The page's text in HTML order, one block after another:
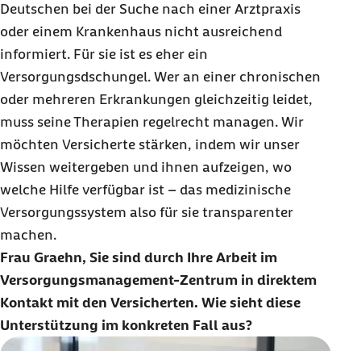
Deutschen bei der Suche nach einer Arztpraxis
oder einem Krankenhaus nicht ausreichend
informiert. Für sie ist es eher ein
Versorgungsdschungel. Wer an einer chronischen
oder mehreren Erkrankungen gleichzeitig leidet,
muss seine Therapien regelrecht managen. Wir
möchten Versicherte stärken, indem wir unser
Wissen weitergeben und ihnen aufzeigen, wo
welche Hilfe verfügbar ist – das medizinische
Versorgungssystem also für sie transparenter
machen.
Frau Graehn, Sie sind durch Ihre Arbeit im
Versorgungsmanagement-Zentrum in direktem
Kontakt mit den Versicherten. Wie sieht diese
Unterstützung im konkreten Fall aus?